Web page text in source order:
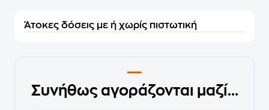
Άτοκες δόσεις με ή χωρίς πιστωτική
Συνήθως αγοράζονται μαζί...